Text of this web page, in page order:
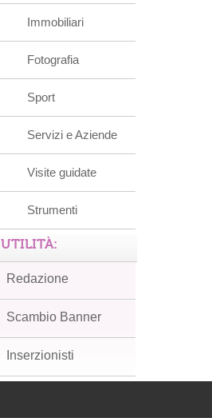
Immobiliari
Fotografia
Sport
Servizi e Aziende
Visite guidate
Strumenti
UTILITÀ:
Redazione
Scambio Banner
Inserzionisti